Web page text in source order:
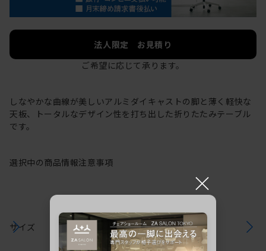
法人限定 お見積り
ご希望に応じて承ります。
しなやかな曲線が美しいアルミダイキャストの脚と薄く軽快な
天板、トータルなデザイン性を打ち出した折りたたみテーブル
です。
選択中の商品情報注意事項
サイズ
×